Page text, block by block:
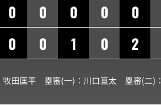
0 0 0 0 0
0 0 1 0 2
牧田匡平 塁審(一)： 川口亘太 塁審(二)：